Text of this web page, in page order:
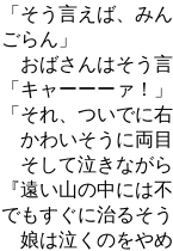
「そう言えば、み
ごらん」
おばさんはそう言
「キャーーーァ！」
「それ、ついでに
かわいそうに両目
そして泣きながら
『遠い山の中には
でもすぐに治るそう
娘は泣くのをやめ